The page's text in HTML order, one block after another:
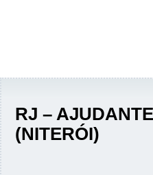
RJ –
(NITERÓI)